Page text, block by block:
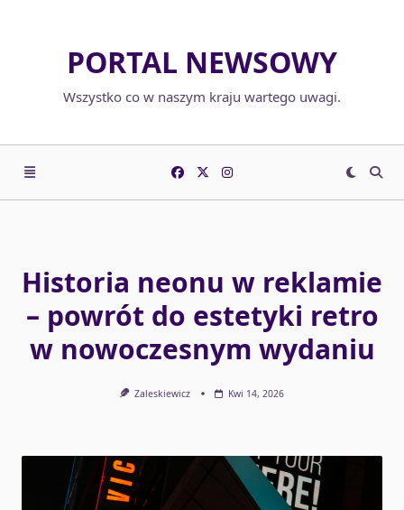
PORTAL NEWSOWY
Wszystko co w naszym kraju wartego uwagi.
Historia neonu w reklamie
– powrót do estetyki retro
w nowoczesnym wydaniu
Zaleskiewicz Kwi 14, 2026